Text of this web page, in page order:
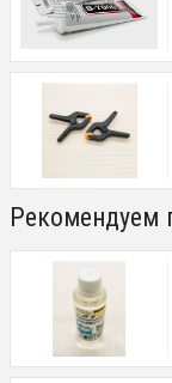
Рекомендуем